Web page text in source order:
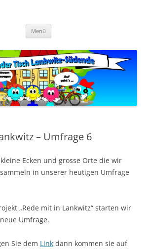
Menü
– Umfrage 6
Ecken und grosse Orte die wir
in unserer heutigen Umfrage
„Rede mit in Lankwitz“ starten wir
Umfrage.
Sie dem Link dann kommen sie auf